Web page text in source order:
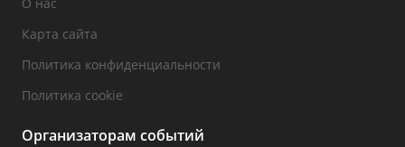
Карта сайта
Политика конфиденциальности
Политика cookie
Организаторам событий